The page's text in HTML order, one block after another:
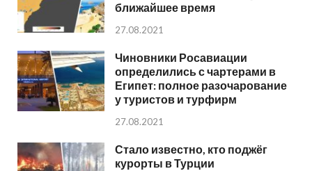
ближайшее время
27.08.2021
Чиновники Росавиации
определились с чартерами в
Египет: полное разочарование
у туристов и турфирм
27.08.2021
Стало известно, кто поджёг
курорты в Турции